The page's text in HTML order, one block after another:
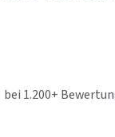
bei 1.200+